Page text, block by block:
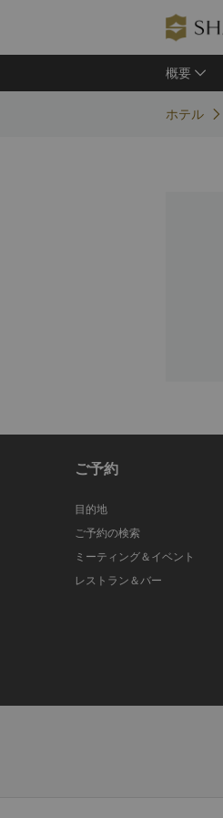
概要
ホテル
ご予約
目的地
ご予約の検索
ミーティング＆イベント
レストラン＆バー